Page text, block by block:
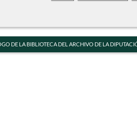
DE LA BIBLIOTECA DEL ARCHIVO DE LA